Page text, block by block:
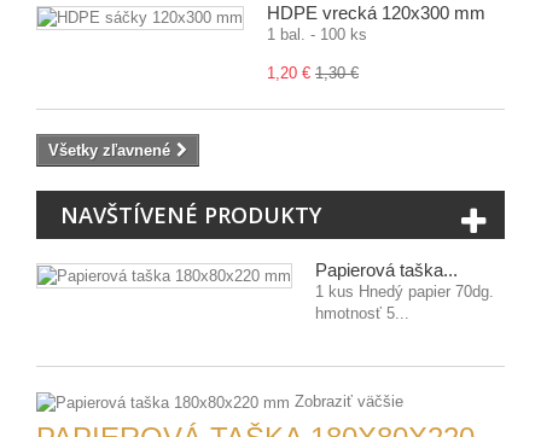
HDPE vrecká 120x300 mm
1 bal. - 100 ks
1,20 € 1,30 €
Všetky zľavnené
NAVŠTÍVENÉ PRODUKTY
Papierová taška...
1 kus Hnedý papier 70dg.
hmotnosť 5...
Zobraziť väčšie